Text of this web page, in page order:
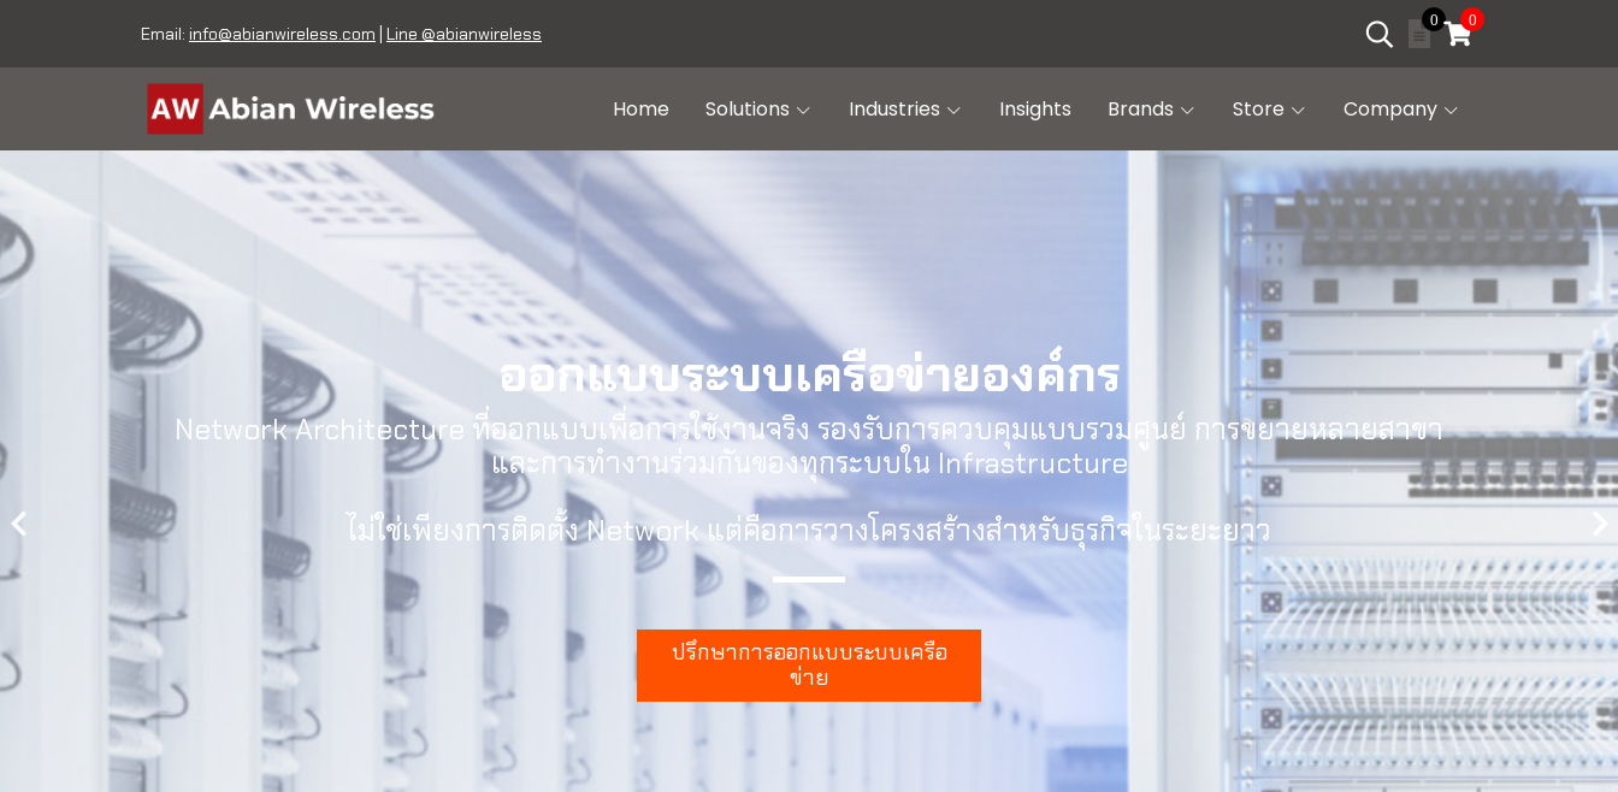
Email: info@abianwireless.com Line @abianwireless
0 0
Home Solutions Industries Insights Brands Store Company
ออกแบบระบบเครือข่ายองค์กร
Network Architecture ที่ออกแบบเพื่อการใช้งานจริง รองรับการควบคุมแบบรวมศูนย์ การขยายหลายสาขา
และการทำงานร่วมกันของทุกระบบใน Infrastructure
ไม่ใช่เพียงการติดตั้ง Network แต่คือการวางโครงสร้างสำหรับธุรกิจในระยะยาว
ปรึกษาการออกแบบระบบเครือ
ข่าย